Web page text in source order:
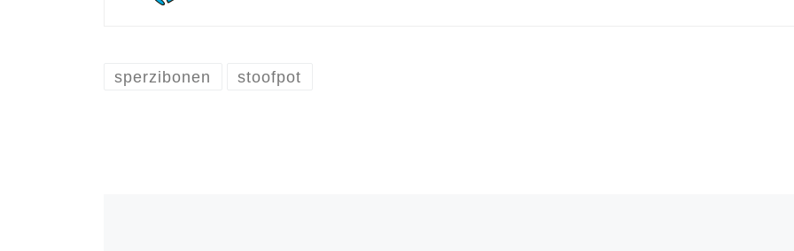
sperzibonen stoofpot